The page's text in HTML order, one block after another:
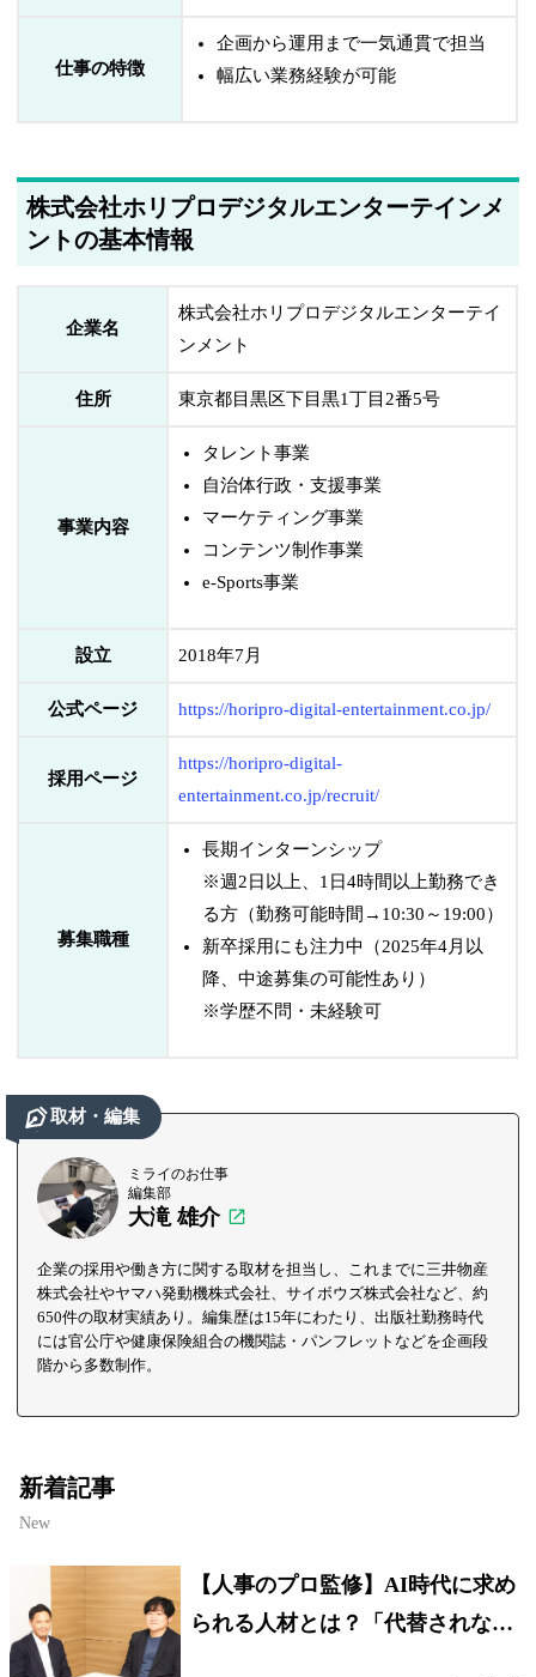
仕事の特徴
企画から運用まで一気通貫で担当
幅広い業務経験が可能
株式会社ホリプロデジタルエンターテインメ
ントの基本情報
企業名
株式会社ホリプロデジタルエンターテイ
ンメント
住所 東京都目黒区下目黒1丁目2番5号
事業内容
タレント事業
自治体行政・支援事業
マーケティング事業
コンテンツ制作事業
e-Sports事業
設立 2018年7月
公式ページ https://horipro-digital-entertainment.co.jp/
採用ページ
https://horipro-digital-
entertainment.co.jp/recruit/
募集職種
長期インターンシップ
※週2日以上、1日4時間以上勤務でき
る方（勤務可能時間→10:30～19:00）
新卒採用にも注力中（2025年4月以
降、中途募集の可能性あり）
※学歴不問・未経験可
取材・編集
ミライのお仕事
編集部
大滝 雄介
企業の採用や働き方に関する取材を担当し、これまでに三井物産
株式会社やヤマハ発動機株式会社、サイボウズ株式会社など、約
650件の取材実績あり。編集歴は15年にわたり、出版社勤務時代
には官公庁や健康保険組合の機関誌・パンフレットなどを企画段
階から多数制作。
新着記事
New
【人事のプロ監修】AI時代に求め
られる人材とは？「代替されない